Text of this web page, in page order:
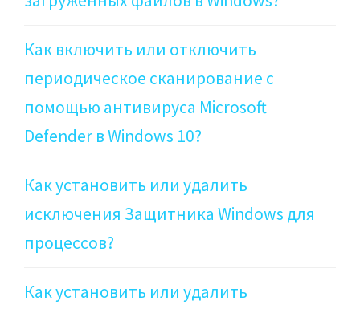
Как включить или отключить
периодическое сканирование с
помощью антивируса Microsoft
Defender в Windows 10?
Как установить или удалить
исключения Защитника Windows для
процессов?
Как установить или удалить